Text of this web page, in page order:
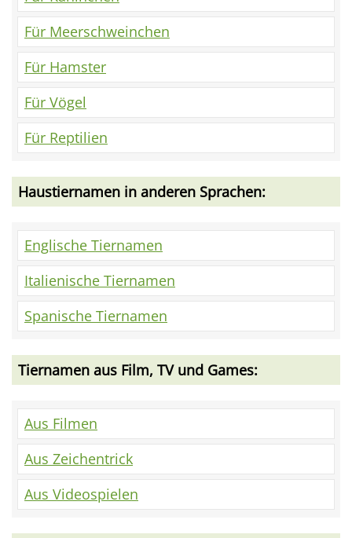
Für Meerschweinchen
Für Hamster
Für Vögel
Für Reptilien
Haustiernamen in anderen Sprachen:
Englische Tiernamen
Italienische Tiernamen
Spanische Tiernamen
Tiernamen aus Film, TV und Games:
Aus Filmen
Aus Zeichentrick
Aus Videospielen